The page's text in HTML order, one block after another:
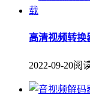
高清视频转换
2022-09-20阅